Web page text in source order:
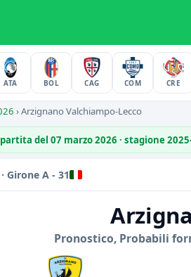
ATA BOL CAG COM CRE
›Arzignano Valchiampo-Lecco
partita del 07 marzo 2026 · stagione
Girone A - 31
Pronostico, Probabili